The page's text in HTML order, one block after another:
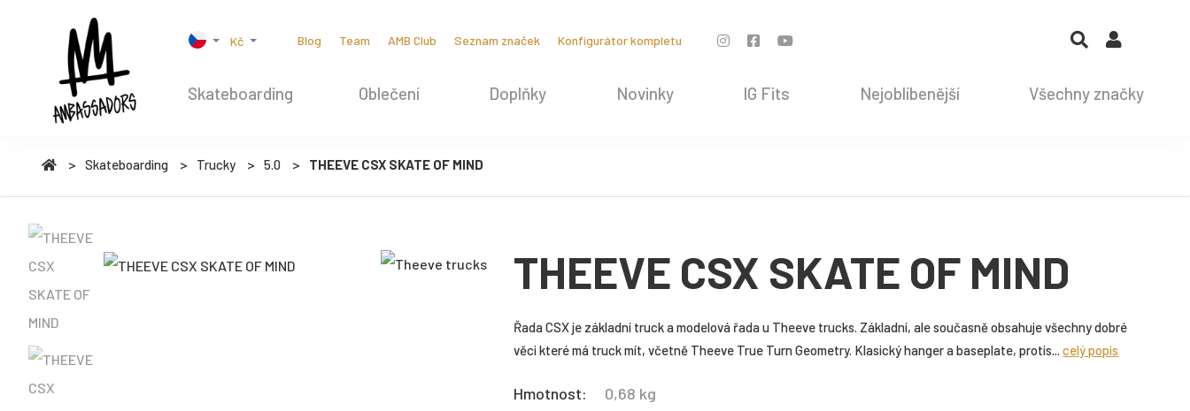
Kč Blog Team AMB Club Seznam značek Konfigurátor kompletu
Skateboarding Oblečení Doplňky Novinky IG Fits Nejoblíbenější Všechny značky
Skateboarding Trucky 5.0 THEEVE CSX SKATE OF MIND
THEEVE CSX SKATE OF MIND
Řada CSX je základní truck a modelová řada u Theeve trucks. Základní, ale současně obsahuje všechny dobré
věci které má truck mít, včetně Theeve True Turn Geometry. Klasický hanger a baseplate, protis...celý popis
Hmotnost:
0,68 kg